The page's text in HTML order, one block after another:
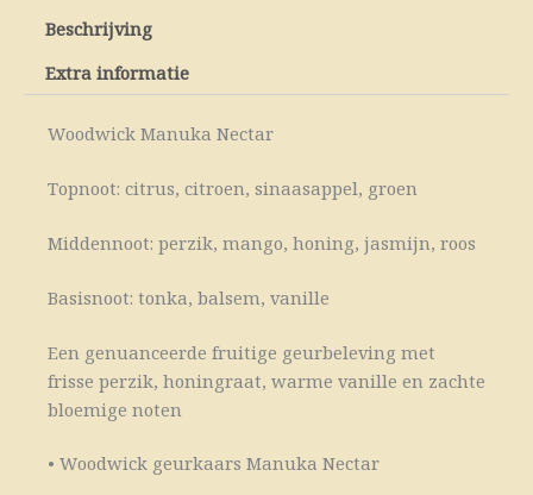
Beschrijving
Extra informatie
Woodwick Manuka Nectar
Topnoot: citrus, citroen, sinaasappel, groen
Middennoot: perzik, mango, honing, jasmijn, roos
Basisnoot: tonka, balsem, vanille
Een genuanceerde fruitige geurbeleving met
frisse perzik, honingraat, warme vanille en zachte
bloemige noten
• Woodwick geurkaars Manuka Nectar